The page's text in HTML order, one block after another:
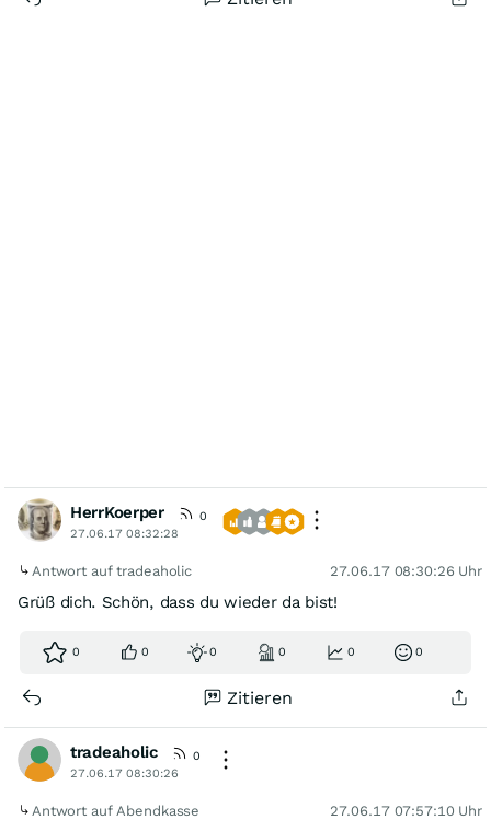
HerrKoerper
0
27.06.17 08:32:28
Antwort auf tradeaholic 27.06.17 08:30:26 Uhr
Grüß dich. Schön, dass du wieder da bist!
0 0 0 0 0 0
Zitieren
tradeaholic
0
27.06.17 08:30:26
Antwort auf Abendkasse 27.06.17 07:57:10 Uhr